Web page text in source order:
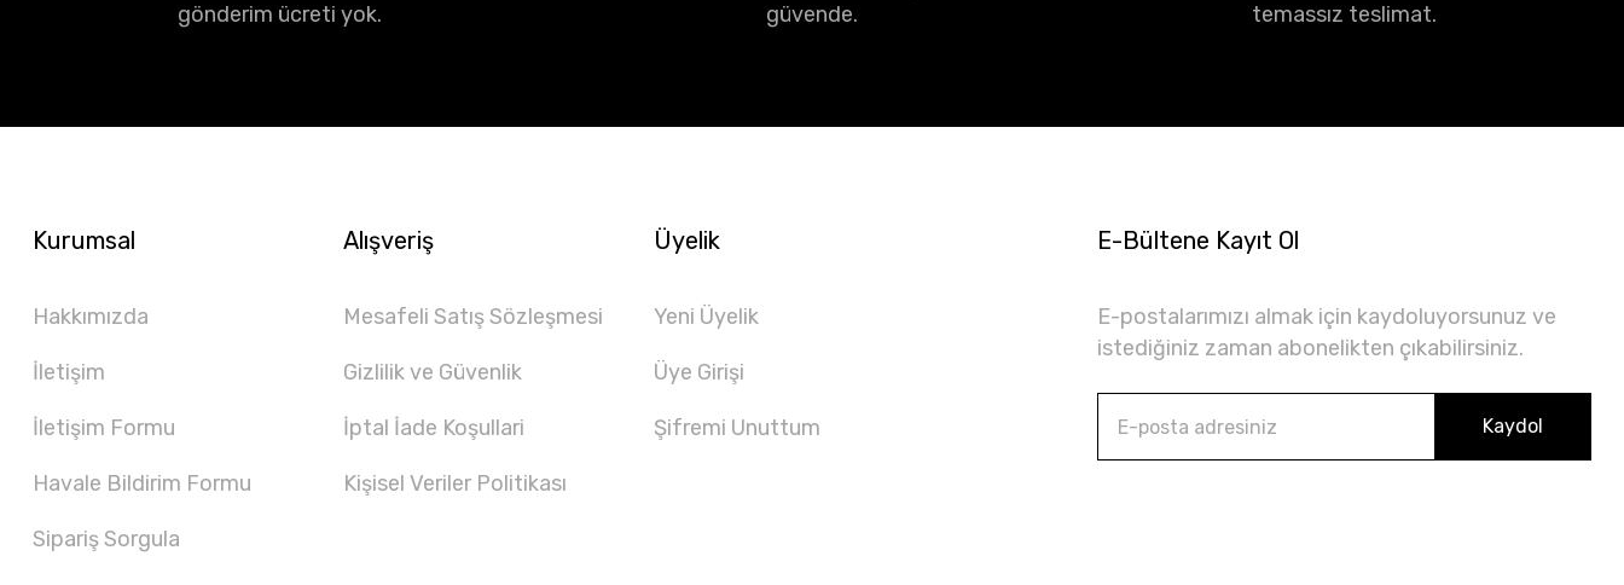
gönderim ücreti yok.
güvende.
temassız teslimat.
Kurumsal
Hakkımızda
İletişim
İletişim Formu
Havale Bildirim Formu
Sipariş Sorgula
Alışveriş
Mesafeli Satış Sözleşmesi
Gizlilik ve Güvenlik
İptal İade Koşullari
Kişisel Veriler Politikası
Üyelik
Yeni Üyelik
Üye Girişi
Şifremi Unuttum
E-Bültene Kayıt Ol
E-postalarımızı almak için kaydoluyorsunuz ve
istediğiniz zaman abonelikten çıkabilirsiniz.
Kaydol